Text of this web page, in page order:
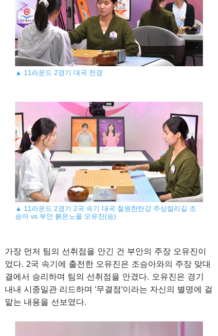
▲ 11라운드 2경기 대국 전경
▲ 11라운드 2경기 2국 속기 대국 철원한탄강 주상절리길 조
승아 vs 부안 붉은노을 오유진(승)
가장 먼저 팀의 선취점을 안긴 건 부안의 주장 오유진이
었다. 2국 속기에 출전한 오유진은 조승아와의 주장 맞대
결에서 승리하며 팀의 선취점을 안겼다. 오유진은 경기
내내 시종일관 리드하며 '무결점'이라는 자신의 별명에 걸
맡는 내용을 선보였다.